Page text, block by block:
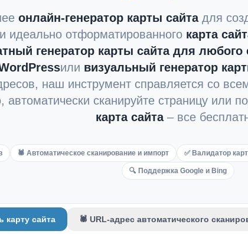
онлайн-генератор карты сайтадля
идеально отформатированного карта
генератор карты сайта для любого
или визуальный генератор
наш инструмент справляется со
автоматически сканируйте страницу или
карта сайта– все
🕷 Автоматическое сканирование и импорт ✅ Валидатор
🔍 Поддержка Google и Bing
карту сайта 🕷 URL-адрес автоматического